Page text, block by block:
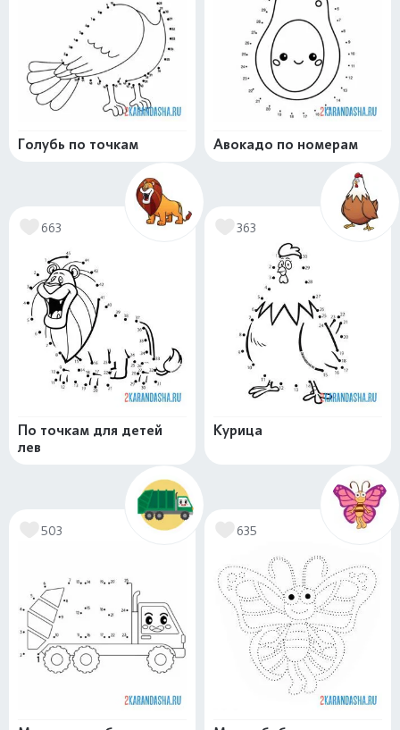
Голубь по точкам Авокадо по номерам
663
По точкам для детей
лев
363
Курица
503 635